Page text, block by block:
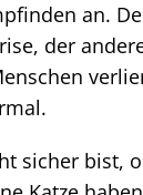
an.
der
sicher bist,